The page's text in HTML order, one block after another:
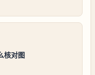
核对图